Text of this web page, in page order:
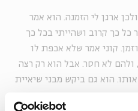
ארגן לי הזמנה. הוא אמר
כל כך קרוב ושהייתי בכל כך
קוני אמר שלא אכפת לו
ולהם לא חסר. אבל הוא רק רצה
הוא גם ביקש מבני שיאיית